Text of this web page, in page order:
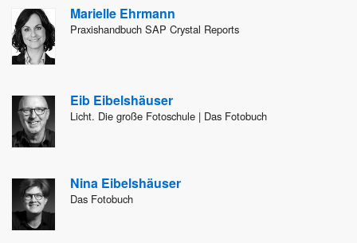
Marielle Ehrmann
Praxishandbuch SAP Crystal Reports
Eib Eibelshäuser
Licht. Die große Fotoschule | Das Fotobuch
Nina Eibelshäuser
Das Fotobuch